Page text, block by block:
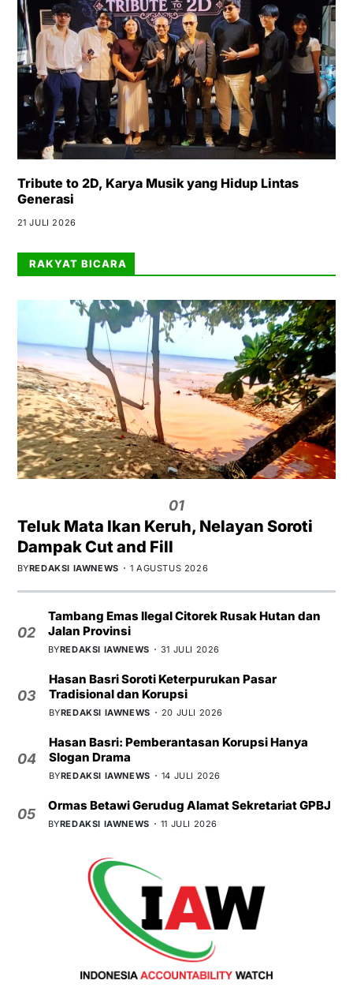
Tribute to 2D, Karya Musik yang Hidup Lintas
Generasi
21 JULI 2026
RAKYAT BICARA
01
Teluk Mata Ikan Keruh, Nelayan Soroti
Dampak Cut and Fill
BYREDAKSI IAWNEWS 1 AGUSTUS 2026
02
Tambang Emas Ilegal Citorek Rusak Hutan dan
Jalan Provinsi
BYREDAKSI IAWNEWS 31 JULI 2026
03
Hasan Basri Soroti Keterpurukan Pasar
Tradisional dan Korupsi
BYREDAKSI IAWNEWS 20 JULI 2026
04
Hasan Basri: Pemberantasan Korupsi Hanya
Slogan Drama
BYREDAKSI IAWNEWS 14 JULI 2026
05
Ormas Betawi Gerudug Alamat Sekretariat GPBJ
BYREDAKSI IAWNEWS 11 JULI 2026